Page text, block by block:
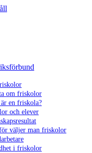
om friskolor
är en friskola?
och elever
väljer man friskolor
i friskolor